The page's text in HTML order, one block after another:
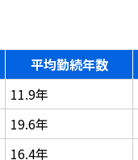
平均勤続年数
11.9年
19.6年
16.4年